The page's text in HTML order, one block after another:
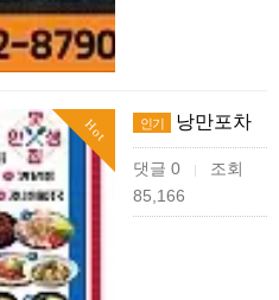
Hot 인기 낭만포차
댓글 0 |
조회
85,166